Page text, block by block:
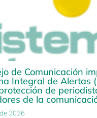
de Comunicación
Integral de Alertas
de
de la
2026